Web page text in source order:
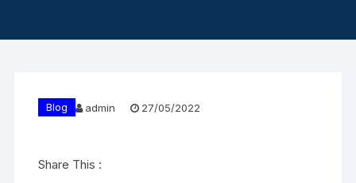
Blog admin 27/05/2022
Share This :